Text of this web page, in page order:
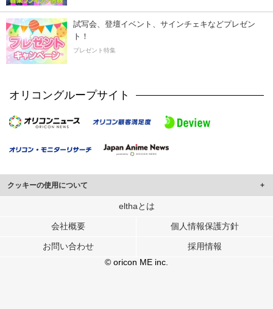
試写会、登壇イベント、サインチェキなどプレゼン
ト！
プレゼント特集
オリコングループサイト
クッキーの使用について
このサイトでは Cookie を使用して、ユーザーに合わせたコンテンツや広告の
行っています。
メディアや広告配信、データ解析の各パートナーに提供しています。
各パートナーは、この情報とユーザーが各パートナーに提供した他の情報や、
ユーザーが各パートナーのサービスを使用したときに収集した他の情報を組み
elthaとは
会社概要 個人情報保護方針
お問い合わせ
採用情報
© oricon ME inc.